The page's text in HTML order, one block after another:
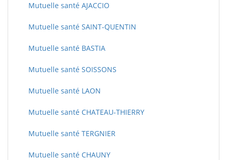
Mutuelle santé AJACCIO
Mutuelle santé SAINT-QUENTIN
Mutuelle santé BASTIA
Mutuelle santé SOISSONS
Mutuelle santé LAON
Mutuelle santé CHATEAU-THIERRY
Mutuelle santé TERGNIER
Mutuelle santé CHAUNY